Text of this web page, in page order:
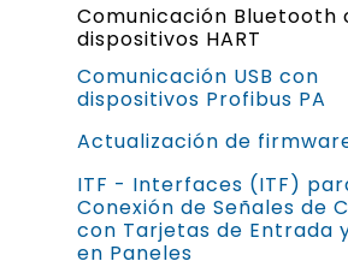
Comunicación Bluetooth
dispositivos HART
Comunicación USB con
dispositivos Profibus PA
Actualización de
ITF - Interfaces (ITF)
Conexión de Señales de
con Tarjetas de Entrada
en Paneles